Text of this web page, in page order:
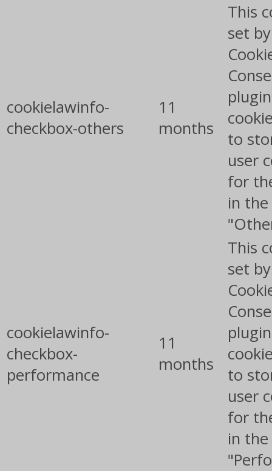
cookielawinfo-
checkbox-others
11
months
This
set
to
user
for
in
cookielawinfo-
checkbox-
performance
11
months
This
set
to
user
for
in